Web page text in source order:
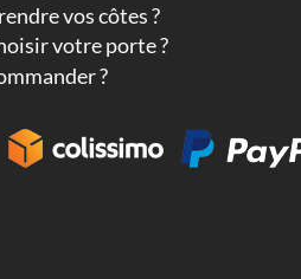
vos côtes ?
votre porte ?
?